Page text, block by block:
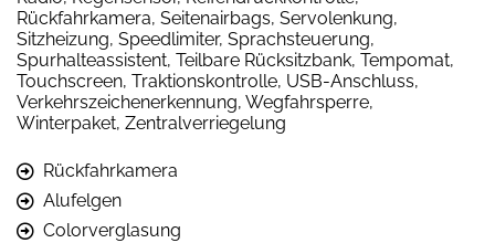
Rückfahrkamera, Seitenairbags, Servolenkung,
Sitzheizung, Speedlimiter, Sprachsteuerung,
Spurhalteassistent, Teilbare Rücksitzbank, Tempomat,
Touchscreen, Traktionskontrolle, USB-Anschluss,
Verkehrszeichenerkennung, Wegfahrsperre,
Winterpaket, Zentralverriegelung
Rückfahrkamera
Alufelgen
Colorverglasung